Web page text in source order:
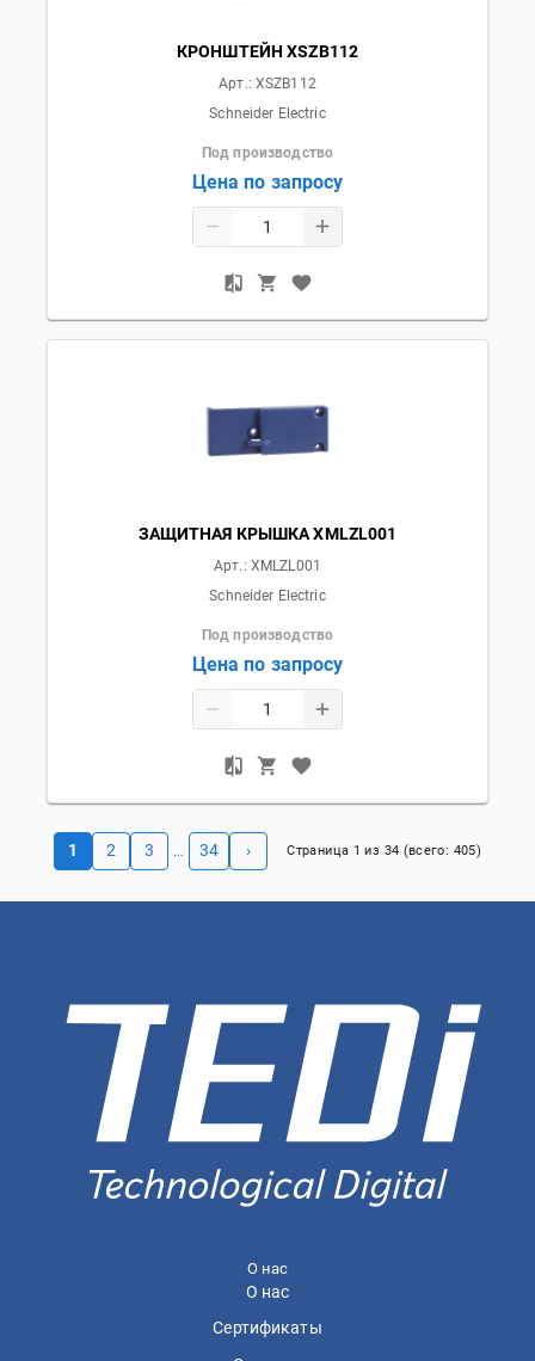
КРОНШТЕЙН XSZB112
Арт.: XSZB112
Schneider Electric
Под производство
Цена по запросу
ЗАЩИТНАЯ КРЫШКА XMLZL001
Арт.: XMLZL001
Schneider Electric
Под производство
Цена по запросу
1 2 3 … 34 › Страница 1 из 34 (всего: 405)
О нас
О нас
Сертификаты